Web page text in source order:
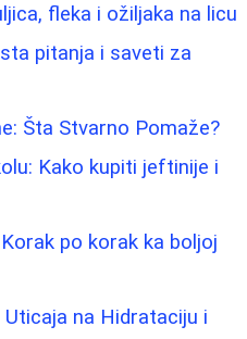
fleka i ožiljaka na licu
pitanja i saveti za
Šta Stvarno Pomaže?
Kako kupiti jeftinije i
po korak ka boljoj
na Hidrataciju i